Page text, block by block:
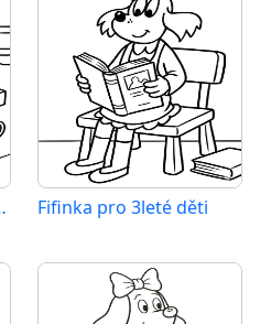
Fifinky Fifinka pro 3leté děti